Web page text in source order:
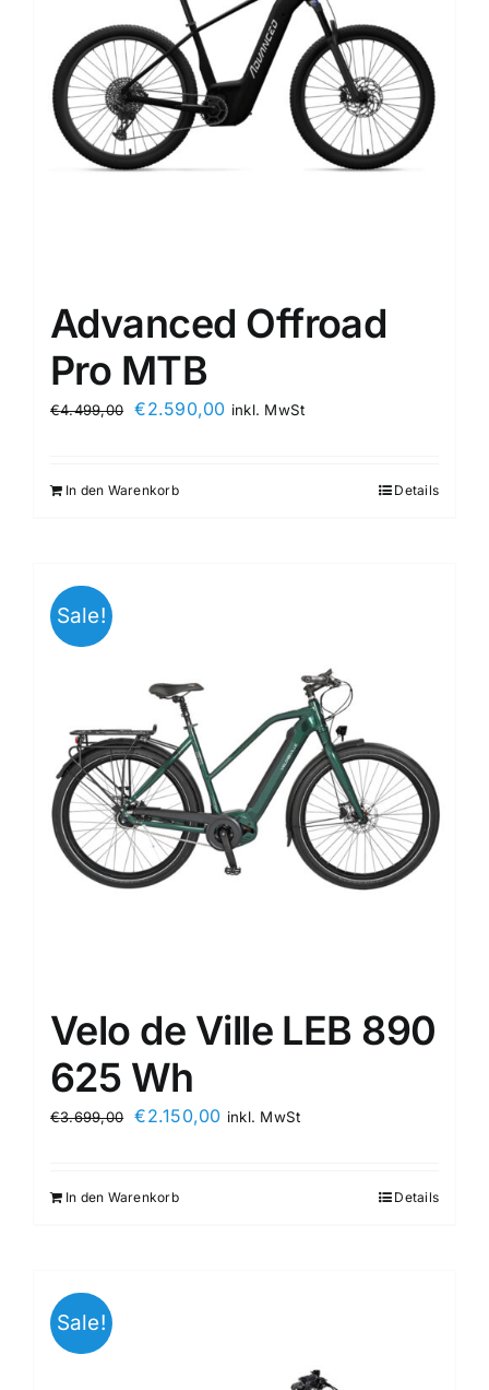
Advanced Offroad
Pro MTB
€4.499,00 €2.590,00 inkl. MwSt
In den Warenkorb Details
Sale!
Velo de Ville LEB 890
625 Wh
€3.699,00 €2.150,00 inkl. MwSt
In den Warenkorb Details
Sale!